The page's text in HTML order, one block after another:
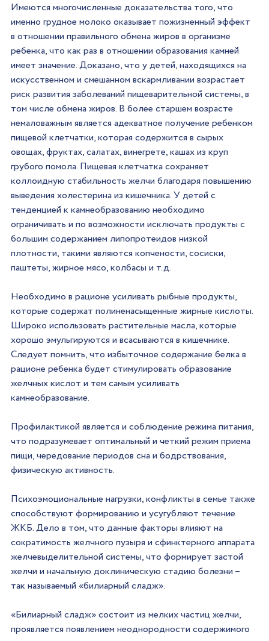
Имеются многочисленные доказательства того, что
именно грудное молоко оказывает пожизненный эффект
в отношении правильного обмена жиров в организме
ребенка, что как раз в отношении образования камней
имеет значение. Доказано, что у детей, находящихся на
искусственном и смешанном вскармливании возрастает
риск развития заболеваний пищеварительной системы, в
том числе обмена жиров. В более старшем возрасте
немаловажным является адекватное получение ребенком
пищевой клетчатки, которая содержится в сырых
овощах, фруктах, салатах, винегрете, кашах из круп
грубого помола. Пищевая клетчатка сохраняет
коллоидную стабильность желчи благодаря повышению
выведения холестерина из кишечника. У детей с
тенденцией к камнеобразованию необходимо
ограничивать и по возможности исключать продукты с
большим содержанием липопротеидов низкой
плотности, такими являются копчености, сосиски,
паштеты, жирное мясо, колбасы и т.д.
Необходимо в рационе усиливать рыбные продукты,
которые содержат полиненасыщенные жирные кислоты.
Широко использовать растительные масла, которые
хорошо эмульгируются и всасываются в кишечнике.
Следует помнить, что избыточное содержание белка в
рационе ребенка будет стимулировать образование
желчных кислот и тем самым усиливать
камнеобразование.
Профилактикой является и соблюдение режима питания,
что подразумевает оптимальный и четкий режим приема
пищи, чередование периодов сна и бодрствования,
физическую активность.
Психоэмоциональные нагрузки, конфликты в семье также
способствуют формированию и усугубляют течение
ЖКБ. Дело в том, что данные факторы влияют на
сократимость желчного пузыря и сфинктерного аппарата
желчевыделительной системы, что формирует застой
желчи и начальную доклиническую стадию болезни –
так называемый «билиарный сладж».
«Билиарный сладж» состоит из мелких частиц желчи,
проявляется появлением неоднородности содержимого